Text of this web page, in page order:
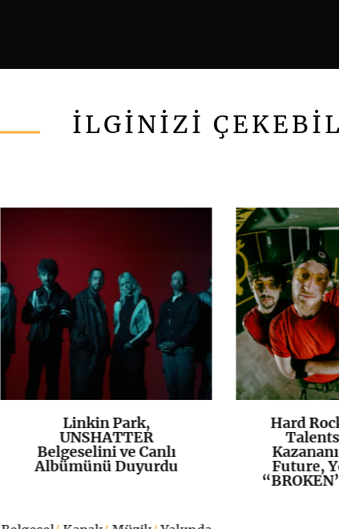
İLGİNİZİ
K+
Linkin Park,
UNSHATTER
Belgeselini ve Canlı
Albümünü Duyurdu
Hard
Future,